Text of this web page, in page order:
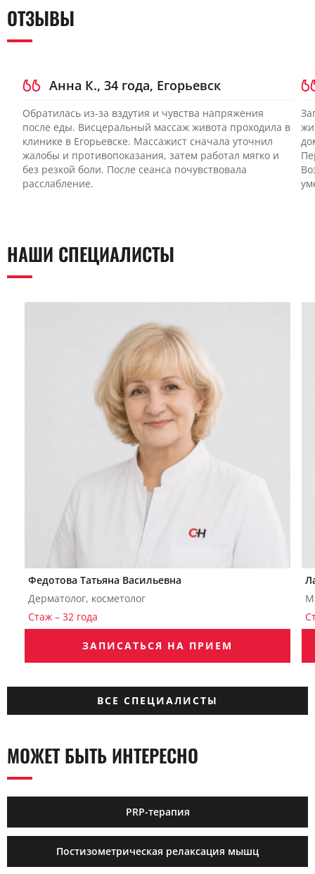
либо болезненности рубца сеанс откладывают.
анатомическое положение и не заменяет терапию. При
дефекацией требуют предварительной диагностики.
ОТЗЫВЫ
Анна К., 34 года, Егорьевск
Обратилась из-за вздутия и чувства напряжения
после еды. Висцеральный массаж живота проходила в
клинике в Егорьевске. Массажист сначала уточнил
жалобы и противопоказания, затем работал мягко и
без резкой боли. После сеанса почувствовала
расслабление.
НАШИ СПЕЦИАЛИСТЫ
Федотова Татьяна Васильевна
Дерматолог, косметолог
Стаж – 32 года
ЗАПИСАТЬСЯ НА ПРИЕМ
ВСЕ СПЕЦИАЛИСТЫ
МОЖЕТ БЫТЬ ИНТЕРЕСНО
PRP-терапия
Постизометрическая релаксация мышц